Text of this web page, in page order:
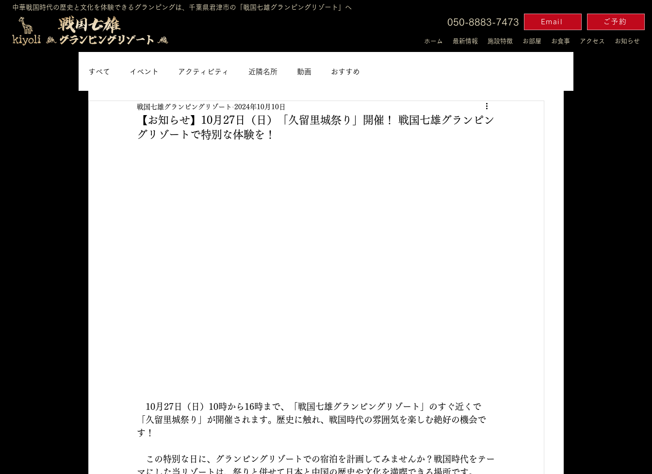
中華戦国時代の歴史と文化を体験できるグランピングは、千葉県君津市の「戦国七雄グランピングリゾート」へ
050-8883-7473 Email ご予約
ホーム 最新情報 施設特徴 お部屋 お食事 アクセス お知らせ
すべて イベント アクティビティ 近隣名所 動画 おすすめ
【お知らせ】10月27日（日）「久留里城祭り」開催！ 戦国七雄グランピン
グリゾートで特別な体験を！
戦国七雄グランピングリゾート 2024年10月10日
10月27日（日）10時から16時まで、「戦国七雄グランピングリゾート」のすぐ近くで
「久留里城祭り」が開催されます。歴史に触れ、戦国時代の雰囲気を楽しむ絶好の機会で
す！
この特別な日に、グランピングリゾートでの宿泊を計画してみませんか？戦国時代をテー